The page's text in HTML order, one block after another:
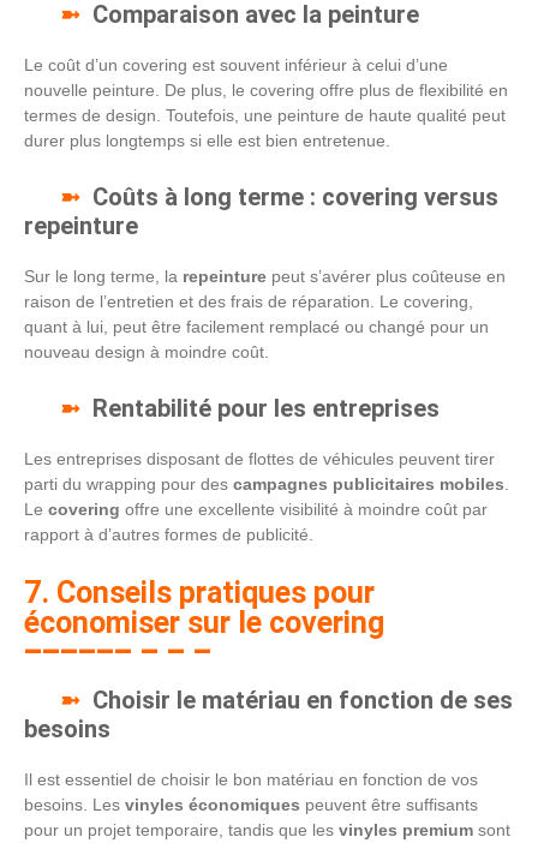
Comparaison avec la peinture
Le coût d’un covering est souvent inférieur à celui d’une
nouvelle peinture. De plus, le covering offre plus de flexibilité en
termes de design. Toutefois, une peinture de haute qualité peut
durer plus longtemps si elle est bien entretenue.
Coûts à long terme : covering versus
repeinture
Sur le long terme, la repeinture peut s’avérer plus coûteuse en
raison de l’entretien et des frais de réparation. Le covering,
quant à lui, peut être facilement remplacé ou changé pour un
nouveau design à moindre coût.
Rentabilité pour les entreprises
Les entreprises disposant de flottes de véhicules peuvent tirer
parti du wrapping pour des campagnes publicitaires mobiles.
Le covering offre une excellente visibilité à moindre coût par
rapport à d’autres formes de publicité.
7. Conseils pratiques pour
économiser sur le covering
Choisir le matériau en fonction de ses
besoins
Il est essentiel de choisir le bon matériau en fonction de vos
besoins. Les vinyles économiques peuvent être suffisants
pour un projet temporaire, tandis que les vinyles premium sont